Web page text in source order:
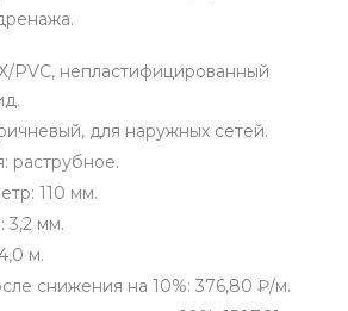
PVC, непластифицированный
для наружных сетей.
раструбное.
110 мм.
3,2 мм.
м.
снижения на 10%: 376,80 ₽/м.